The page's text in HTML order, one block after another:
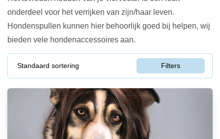
onderdeel voor het verrijken van zijn/haar leven.
Hondenspullen kunnen hier behoorlijk goed bij helpen, wij
bieden vele hondenaccessoires aan.
Standaard sortering Filters